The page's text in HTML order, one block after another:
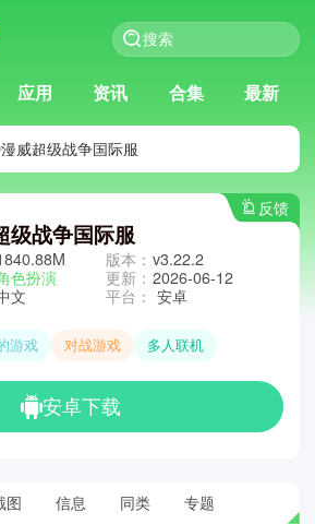
应用 资讯 合集 最新
漫威超级战争国际服
反馈
级战争国际服
色扮演
文
版本： v3.22.2
更新： 2026-06-12
平台： 安卓
游戏 对战游戏 多人联机
安卓下载
图 信息 同类 专题